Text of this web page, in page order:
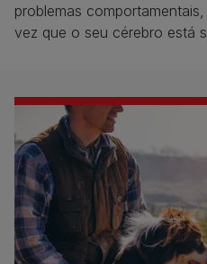
problemas
vez que o seu cérebro está